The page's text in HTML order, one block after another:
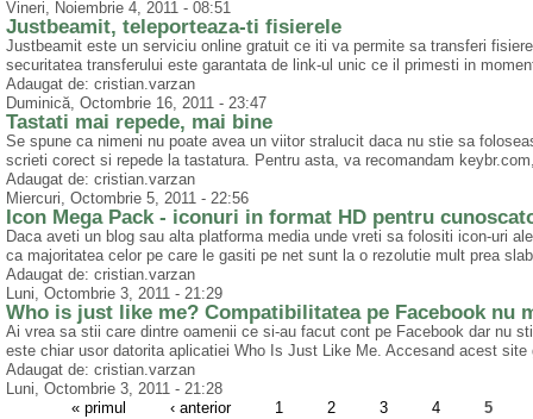
Vineri, Noiembrie 4, 2011 - 08:51
Justbeamit, teleporteaza-ti fisierele
Justbeamit este un serviciu online gratuit ce iti va permite sa transferi
securitatea transferului este garantata de link-ul unic ce il primesti in
Adaugat de: cristian.varzan
Duminică, Octombrie 16, 2011 - 23:47
Tastati mai repede, mai bine
Se spune ca nimeni nu poate avea un viitor stralucit daca nu stie sa
scrieti corect si repede la tastatura. Pentru asta, va recomandam
Adaugat de: cristian.varzan
Miercuri, Octombrie 5, 2011 - 22:56
Icon Mega Pack - iconuri in format HD pentru
Daca aveti un blog sau alta platforma media unde vreti sa folositi icon-uri
ca majoritatea celor pe care le gasiti pe net sunt la o rezolutie mult prea
Adaugat de: cristian.varzan
Luni, Octombrie 3, 2011 - 21:29
Who is just like me? Compatibilitatea pe Facebook nu
Ai vrea sa stii care dintre oamenii ce si-au facut cont pe Facebook dar nu
este chiar usor datorita aplicatiei Who Is Just Like Me. Accesand acest
Adaugat de: cristian.varzan
Luni, Octombrie 3, 2011 - 21:28
« primul
‹ anterior 1 2 3 4 5